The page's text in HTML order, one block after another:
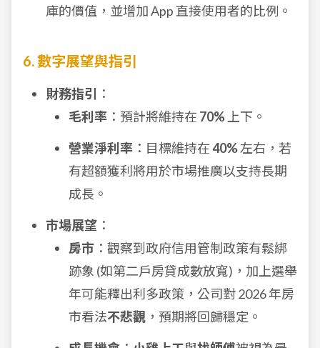
庫的價值，並增加 App 直接使用者的比例。
6. 數字展望與指引
財務指引
：
毛利率 ：預計將維持在 70% 上下。
營業淨利率 ：目標維持在40%左右，若
有超額獲利將用於市場推廣以支持長期
成長。
市場展望 ：
房市 ：觀察到政府信用管制政策有鬆綁
跡象 (如第二戶房貸成數放寬)，加上選舉
年可能釋出利多政策，公司對 2026 年房
市看法不悲觀 ，預期將回歸穩定。